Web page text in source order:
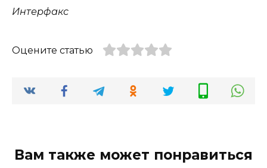
Интерфакс
Оцените статью
Вам также может понравиться